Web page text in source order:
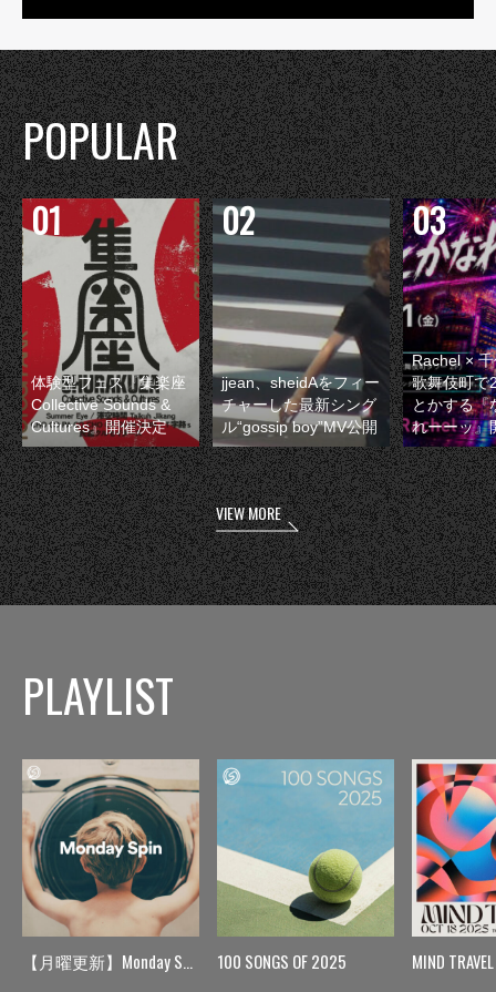
POPULAR
体験型フェス『集楽座
Collective Sounds &
Cultures』開催決定
jjean、sheidAをフィー
チャーした最新シング
ル“gossip boy”MV公開
Rachel ×
歌舞伎町で
とかする『
れーーッ』
VIEW MORE
PLAYLIST
【月曜更新】Monday Spin 100 SONGS OF 2025 MIND TRAVEL